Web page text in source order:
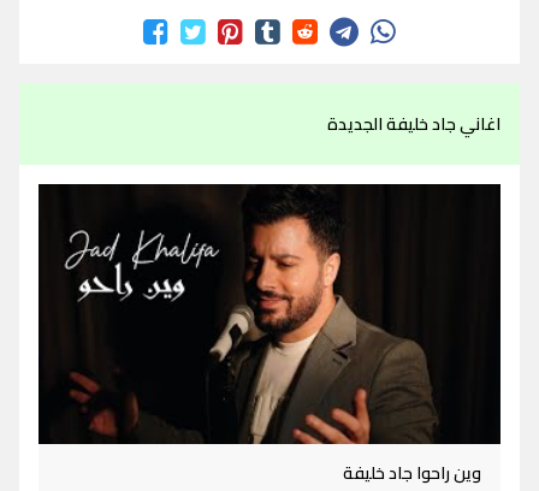
اغاني جاد خليفة الجديدة
وين راحوا جاد خليفة